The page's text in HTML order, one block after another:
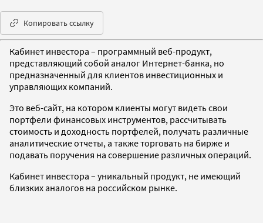
Копировать ссылку
Кабинет инвестора – программный веб-продукт,
представляющий собой аналог Интернет-банка, но
предназначенный для клиентов инвестиционных и
управляющих компаний.
Это веб-сайт, на котором клиенты могут видеть свои
портфели финансовых инструментов, рассчитывать
стоимость и доходность портфелей, получать различные
аналитические отчеты, а также торговать на бирже и
подавать поручения на совершение различных операций.
Кабинет инвестора – уникальный продукт, не имеющий
близких аналогов на российском рынке.